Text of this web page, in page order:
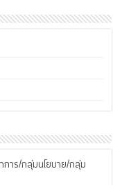
การ/กลุ่มนโยบาย/กลุ่ม